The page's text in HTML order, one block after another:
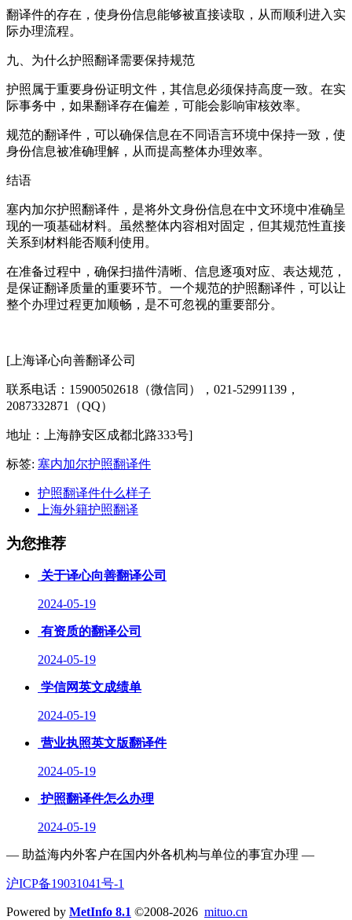
翻译件的存在，使身份信息能够被直接读取，从而顺利进入实
际办理流程。
九、为什么护照翻译需要保持规范
护照属于重要身份证明文件，其信息必须保持高度一致。在实
际事务中，如果翻译存在偏差，可能会影响审核效率。
规范的翻译件，可以确保信息在不同语言环境中保持一致，使
身份信息被准确理解，从而提高整体办理效率。
结语
塞内加尔护照翻译件，是将外文身份信息在中文环境中准确呈
现的一项基础材料。虽然整体内容相对固定，但其规范性直接
关系到材料能否顺利使用。
在准备过程中，确保扫描件清晰、信息逐项对应、表达规范，
是保证翻译质量的重要环节。一个规范的护照翻译件，可以让
整个办理过程更加顺畅，是不可忽视的重要部分。
[上海译心向善翻译公司
联系电话：15900502618（微信同），021-52991139，
2087332871（QQ）
地址：上海静安区成都北路333号]
标签: 塞内加尔护照翻译件
护照翻译件什么样子
上海外籍护照翻译
为您推荐
关于译心向善翻译公司
2024-05-19
有资质的翻译公司
2024-05-19
学信网英文成绩单
2024-05-19
营业执照英文版翻译件
2024-05-19
护照翻译件怎么办理
2024-05-19
— 助益海内外客户在国内外各机构与单位的事宜办理 —
沪ICP备19031041号-1
Powered by MetInfo 8.1 ©2008-2026 mituo.cn